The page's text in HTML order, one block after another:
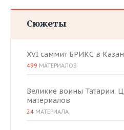
Сюжеты
XVI саммит БРИКС в
499 МАТЕРИАЛОВ
Великие воины Татарии.
материалов
24 МАТЕРИАЛА